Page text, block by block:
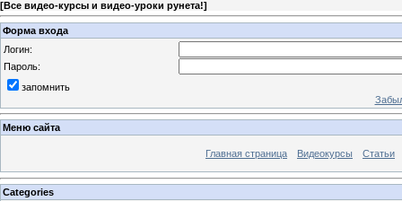
[Все видео-курсы и видео-уроки рунета!]
Форма входа
Логин:
Пароль:
запомнить
Меню сайта
Главная страница Видеокурсы Статьи
Categories